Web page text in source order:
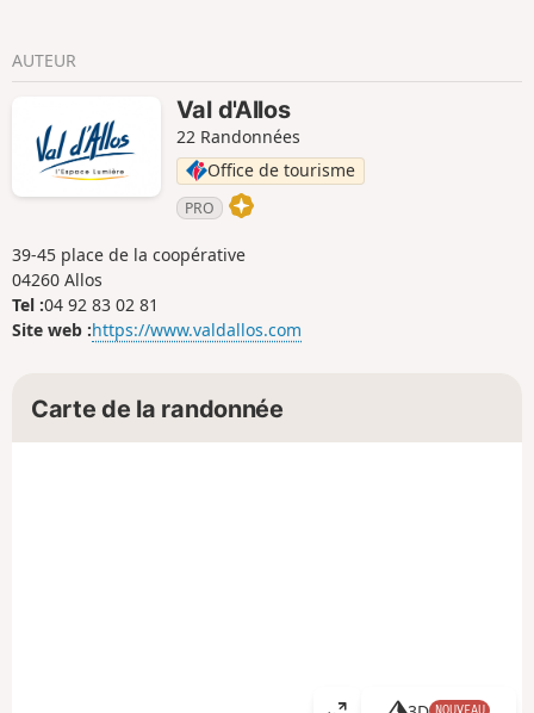
AUTEUR
Val d'Allos
22 Randonnées
Office de tourisme
PRO
39-45 place de la coopérative
04260 Allos
Tel :04 92 83 02 81
Site web :https://www.valdallos.com
Carte de la randonnée